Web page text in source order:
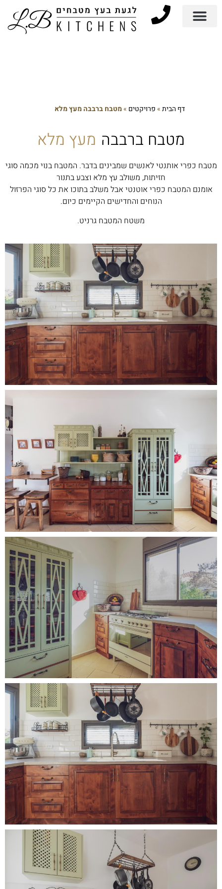
דף הבית»פרויקטים »מטבח ברבבה מעץ מלא
מטבח ברבבה מעץ מלא
מטבח כפרי אותנטי לאנשים שמבינים בדבר. המטבח בנוי מכמה סוגי
חזיתות, משולב עץ מלא וצבע בתנור
אומנם המטבח כפרי אוטנטי אבל משלב בתוכו את כל סוגי הפרזול
הנוחים והחדישים הקיימים כיום.
משטח המטבח גרניט.